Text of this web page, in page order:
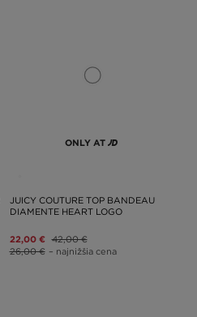
ONLY AT
JUICY COUTURE TOP BANDEAU
DIAMENTE HEART LOGO
22,00 € 42,00 €
26,00 € – najnižšia cena